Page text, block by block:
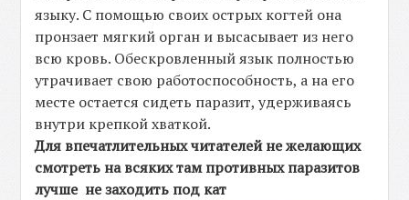
языку. С помощью своих острых когтей она
пронзает мягкий орган и высасывает из него
всю кровь. Обескровленный язык полностью
утрачивает свою работоспособность, а на его
месте остается сидеть паразит, удерживаясь
внутри крепкой хваткой.
Для впечатлительных читателей не желающих
смотреть на всяких там противных паразитов
лучше не заходить под кат